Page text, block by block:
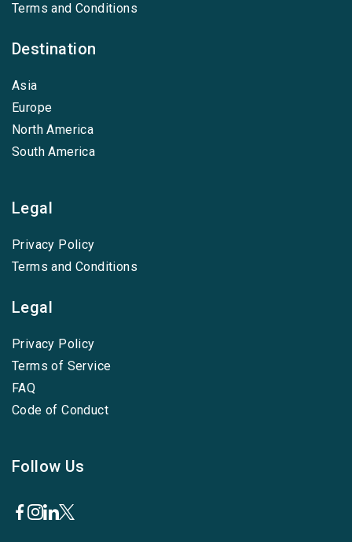
Terms and Conditions
Destination
Asia
Europe
North America
South America
Legal
Privacy Policy
Terms and Conditions
Legal
Privacy Policy
Terms of Service
FAQ
Code of Conduct
Follow Us